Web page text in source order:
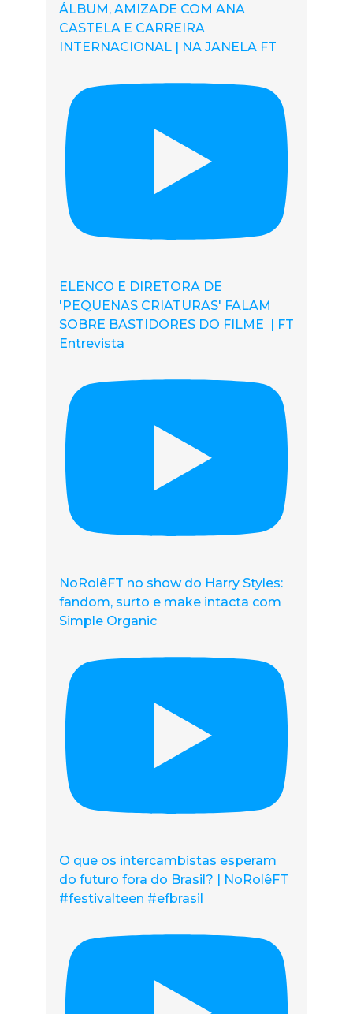
ÁLBUM, AMIZADE COM ANA
CASTELA E CARREIRA
INTERNACIONAL | NA JANELA FT
ELENCO E DIRETORA DE
'PEQUENAS CRIATURAS' FALAM
SOBRE BASTIDORES DO FILME | FT
Entrevista
NoRolêFT no show do Harry Styles:
fandom, surto e make intacta com
Simple Organic
O que os intercambistas esperam
do futuro fora do Brasil? | NoRolêFT
#festivalteen #efbrasil